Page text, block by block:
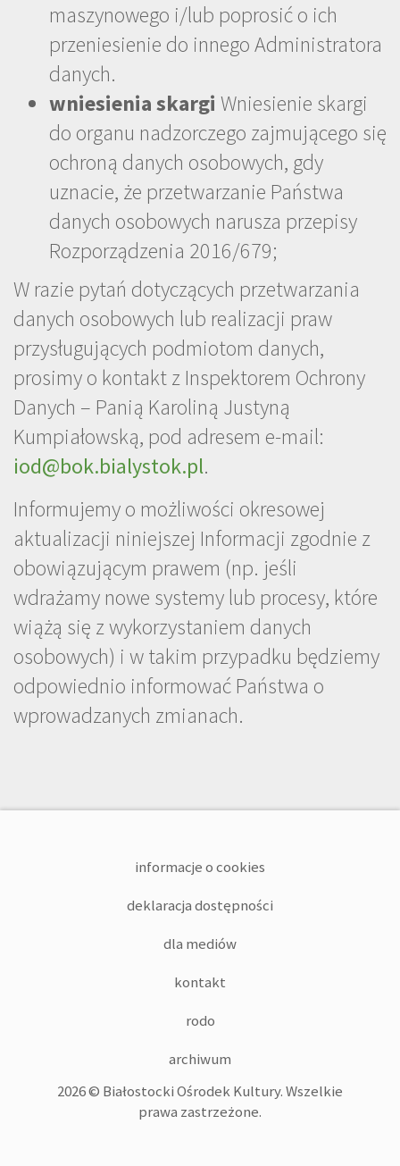
maszynowego i/lub poprosić o ich
przeniesienie do innego Administratora
danych.
wniesienia skargi Wniesienie skargi
do organu nadzorczego zajmującego się
ochroną danych osobowych, gdy
uznacie, że przetwarzanie Państwa
danych osobowych narusza przepisy
Rozporządzenia 2016/679;
W razie pytań dotyczących przetwarzania
danych osobowych lub realizacji praw
przysługujących podmiotom danych,
prosimy o kontakt z Inspektorem Ochrony
Danych – Panią Karoliną Justyną
Kumpiałowską, pod adresem e-mail:
iod@bok.bialystok.pl.
Informujemy o możliwości okresowej
aktualizacji niniejszej Informacji zgodnie z
obowiązującym prawem (np. jeśli
wdrażamy nowe systemy lub procesy, które
wiążą się z wykorzystaniem danych
osobowych) i w takim przypadku będziemy
odpowiednio informować Państwa o
wprowadzanych zmianach.
informacje o cookies
deklaracja dostępności
dla mediów
kontakt
rodo
archiwum
2026 © Białostocki Ośrodek Kultury. Wszelkie
prawa zastrzeżone.